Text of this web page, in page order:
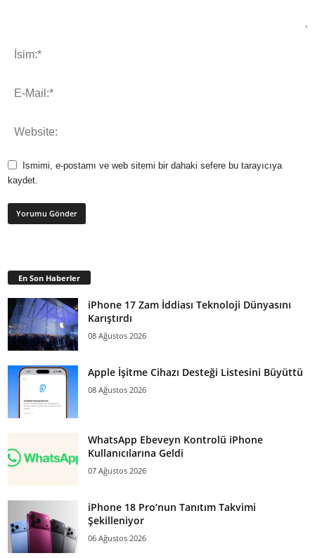
Ismimi, e-postamı ve web sitemi bir dahaki sefere bu tarayıcıya
kaydet.
En Son Haberler
iPhone 17 Zam İddiası Teknoloji Dünyasını
Karıştırdı
08 Ağustos 2026
Apple İşitme Cihazı Desteği Listesini Büyüttü
08 Ağustos 2026
WhatsApp Ebeveyn Kontrolü iPhone
Kullanıcılarına Geldi
07 Ağustos 2026
iPhone 18 Pro’nun Tanıtım Takvimi
Şekilleniyor
06 Ağustos 2026